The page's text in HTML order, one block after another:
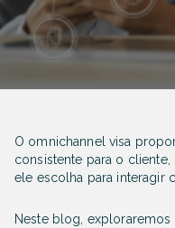
O omnichannel visa
consistente para o
ele escolha para interagir
Neste blog,